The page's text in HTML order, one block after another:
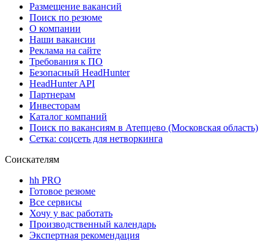
Размещение вакансий
Поиск по резюме
О компании
Наши вакансии
Реклама на сайте
Требования к ПО
Безопасный HeadHunter
HeadHunter API
Партнерам
Инвесторам
Каталог компаний
Поиск по вакансиям в Атепцево (Московская область)
Сетка: соцсеть для нетворкинга
Соискателям
hh PRO
Готовое резюме
Все сервисы
Хочу у вас работать
Производственный календарь
Экспертная рекомендация